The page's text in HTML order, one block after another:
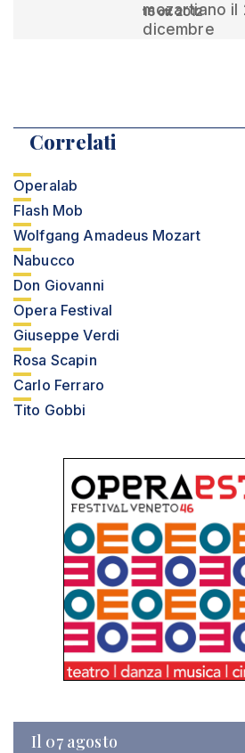
mozartiano il
dicembre
15 ott 2012
Correlati
Operalab
Flash Mob
Wolfgang Amadeus Mozart
Nabucco
Don Giovanni
Opera Festival
Giuseppe Verdi
Rosa Scapin
Carlo Ferraro
Tito Gobbi
Il 07 agosto